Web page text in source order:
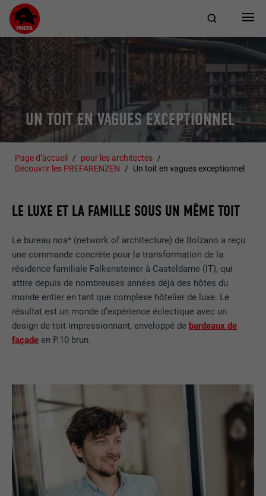
UN TOIT EN VAGUES EXCEPTIONNEL
Page d’accueil
pour les architectes
Découvrir les PREFARENZEN
Un toit en vagues exceptionnel
LE LUXE ET LA FAMILLE SOUS UN MÊME TOIT
Le bureau noa* (network of architecture) de Bolzano a reçu
une commande concrète pour la transformation de la
résidence familiale Falkensteiner à Casteldarne (IT), qui
attire depuis de nombreuses années déjà des hôtes du
monde entier en tant que complexe hôtelier de luxe. Le
résultat est un monde d’expérience éclectique avec un
design de toit impressionnant, enveloppé de bardeaux de
façade en P.10 brun.